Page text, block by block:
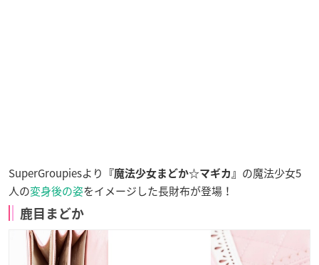
SuperGroupiesより 『魔法少女まどか☆マギカ』 の魔法少女5
人の変身後の姿をイメージした長財布が登場！
鹿目まどか